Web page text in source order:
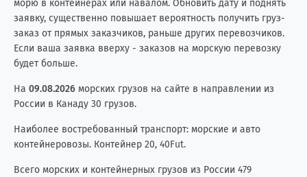
морю в контейнерах или навалом. Обновить дату и поднять
заявку, существенно повышает вероятность получить груз-
заказ от прямых заказчиков, раньше других перевозчиков.
Если ваша заявка вверху - заказов на морскую перевозку
будет больше.
На 09.08.2026 морских грузов на сайте в направлении из
России в Канаду 30 грузов.
Наиболее востребованный транспорт: морские и авто
контейнеровозы. Контейнер 20, 40Fut.
Всего морских и контейнерных грузов из России 479